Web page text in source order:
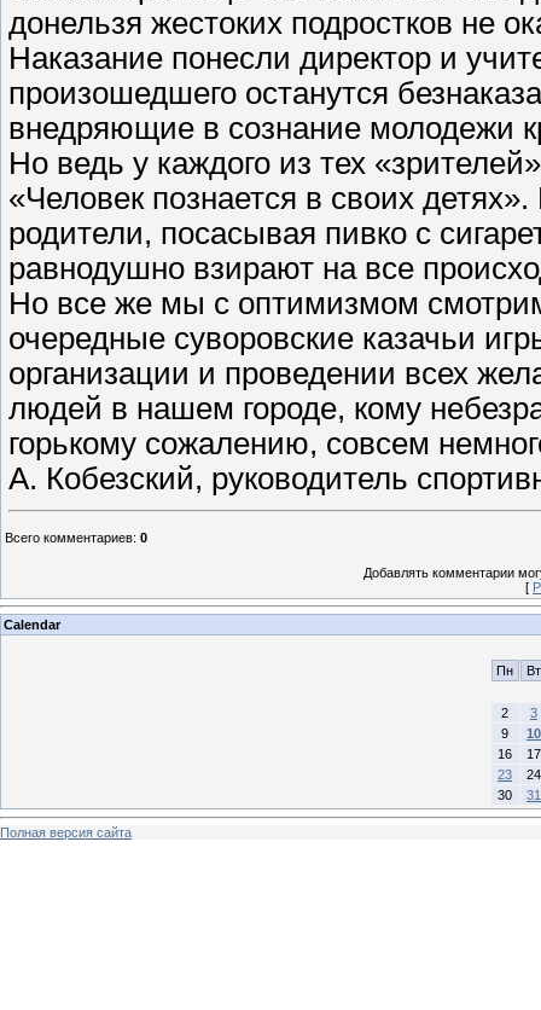
донельзя жестоких подростков не
Наказание понесли директор и
произошедшего останутся
внедряющие в сознание молодежи
Но ведь у каждого из тех
«Человек познается в своих
родители, посасывая пивко с
равнодушно взирают на все
Но все же мы с оптимизмом
очередные суворовские казачьи
организации и проведении всех
людей в нашем городе, кому
горькому сожалению, совсем
А. Кобезский, руководитель
Всего комментариев: 0
Добавлять комментарии
[
Calendar
Пн Вт
2
3
9
10
16
17
23
24
30
31
Полная версия сайта